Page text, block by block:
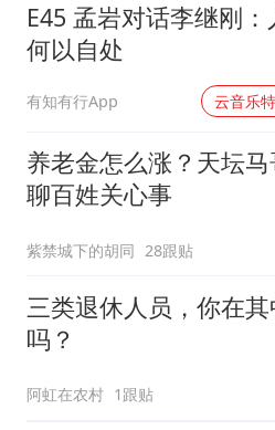
E45 孟岩对话李继刚：
何以自处
有知有行App 云音乐
养老金怎么涨？天坛马
聊百姓关心事
紫禁城下的胡同 28跟贴
三类退休人员，你在其
吗？
阿虹在农村 1跟贴